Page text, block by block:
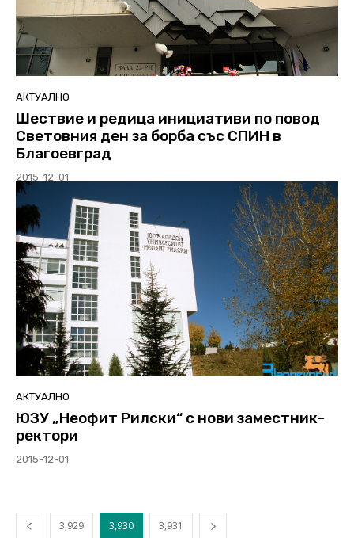
АКТУАЛНО
Шествие и редица инициативи по повод
Световния ден за борба със СПИН в
Благоевград
2015-12-01
АКТУАЛНО
ЮЗУ „Неофит Рилски“ с нови заместник-
ректори
2015-12-01
3,929 3,930 3,931